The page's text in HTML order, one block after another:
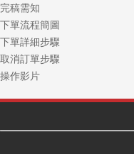
完稿需知
下單流程簡圖
下單詳細步驟
取消訂單步驟
操作影片